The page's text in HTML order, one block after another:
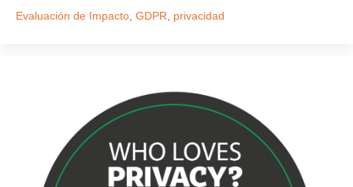
Evaluación de Impacto GDPR privacidad